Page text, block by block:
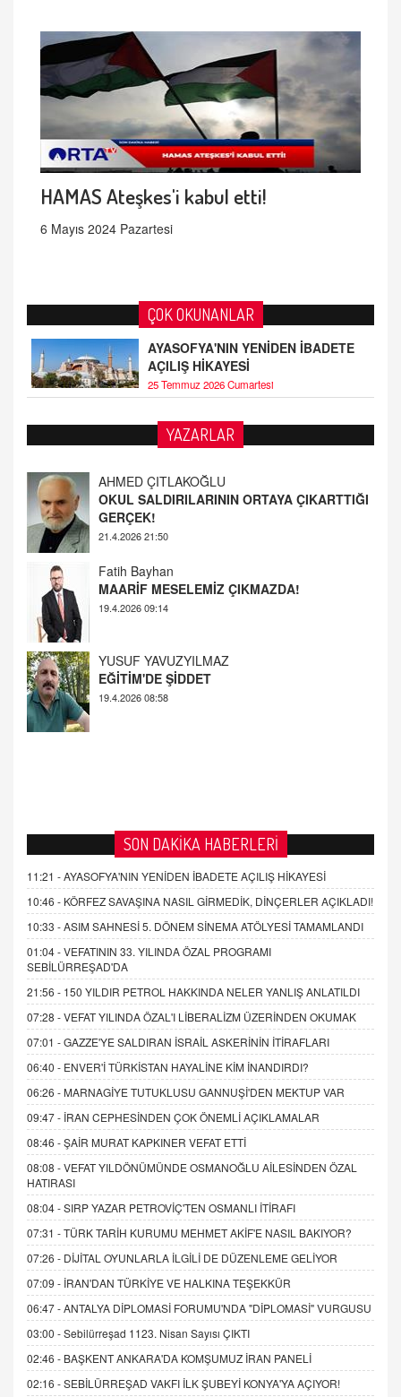
HAMAS Ateşkes'i kabul etti!
6 Mayıs 2024 Pazartesi
ÇOK OKUNANLAR
AYASOFYA'NIN YENİDEN İBADETE
AÇILIŞ HİKAYESİ
25 Temmuz 2026 Cumartesi
YAZARLAR
AHMED ÇITLAKOĞLU
OKUL SALDIRILARININ ORTAYA ÇIKARTTIĞI
21.4.2026 21:50
Fatih Bayhan
MAARİF MESELEMİZ ÇIKMAZDA!
YUSUF YAVUZYILMAZ
SON DAKİKA HABERLERİ
11:21 -AYASOFYA'NIN YENİDEN İBADETE AÇILIŞ HİKAYESİ
10:46 - KÖRFEZ SAVAŞINA NASIL GİRMEDİK, DİNÇERLER AÇIKLADI!
10:33 -ASIM SAHNESİ 5. DÖNEM SİNEMA ATÖLYESİ TAMAMLANDI
01:04 -VEFATININ 33. YILINDA ÖZAL PROGRAMI
SEBİLÜRREŞAD'DA
21:56 - 150 YILDIR PETROL HAKKINDA NELER YANLIŞ ANLATILDI
07:28 -VEFAT YILINDA ÖZAL'I LİBERALİZM ÜZERİNDEN OKUMAK
07:01 -GAZZE'YE SALDIRAN İSRAİL ASKERİNİN İTİRAFLARI
06:40 - ENVER'İ TÜRKİSTAN HAYALİNE KİM İNANDIRDI?
06:26 - MARNAGİYE TUTUKLUSU GANNUŞİ'DEN MEKTUP VAR
09:47 - İRAN CEPHESİNDEN ÇOK ÖNEMLİ AÇIKLAMALAR
08:46 -ŞAİR MURAT KAPKINER VEFAT ETTİ
08:08 -VEFAT YILDÖNÜMÜNDE OSMANOĞLU AİLESİNDEN ÖZAL
HATIRASI
08:04 -SIRP YAZAR PETROVİÇ'TEN OSMANLI İTİRAFI
07:31 -TÜRK TARİH KURUMU MEHMET AKİF'E NASIL BAKIYOR?
07:26 - DİJİTAL OYUNLARLA İLGİLİ DE DÜZENLEME GELİYOR
07:09 - İRAN'DAN TÜRKİYE VE HALKINA TEŞEKKÜR
06:47 -ANTALYA DİPLOMASİ FORUMU'NDA "DİPLOMASİ" VURGUSU
03:00 -Sebilürreşad 1123. Nisan Sayısı ÇIKTI
02:46 - BAŞKENT ANKARA'DA KOMŞUMUZ İRAN PANELİ
02:16 -SEBİLÜRREŞAD VAKFI İLK ŞUBEYİ KONYA'YA AÇIYOR!